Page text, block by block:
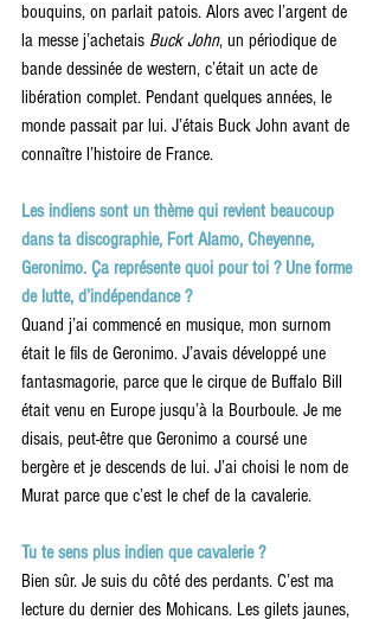
bouquins, on parlait patois. Alors avec l’argent de
la messe j’achetais Buck John, un périodique de
bande dessinée de western, c’était un acte de
libération complet. Pendant quelques années, le
monde passait par lui. J’étais Buck John avant de
connaître l’histoire de France.
Les indiens sont un thème qui revient beaucoup
dans ta discographie, Fort Alamo, Cheyenne,
Geronimo. Ça représente quoi pour toi ? Une forme
de lutte, d’indépendance ?
Quand j’ai commencé en musique, mon surnom
était le fils de Geronimo. J’avais développé une
fantasmagorie, parce que le cirque de Buffalo Bill
était venu en Europe jusqu’à la Bourboule. Je me
disais, peut-être que Geronimo a coursé une
bergère et je descends de lui. J’ai choisi le nom de
Murat parce que c’est le chef de la cavalerie.
Tu te sens plus indien que cavalerie ?
Bien sûr. Je suis du côté des perdants. C’est ma
lecture du dernier des Mohicans. Les gilets jaunes,